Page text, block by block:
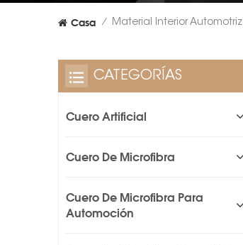
Casa / Material Interior Automotriz
CATEGORÍAS
Cuero Artificial
Cuero De Microfibra
Cuero De Microfibra Para
Automoción